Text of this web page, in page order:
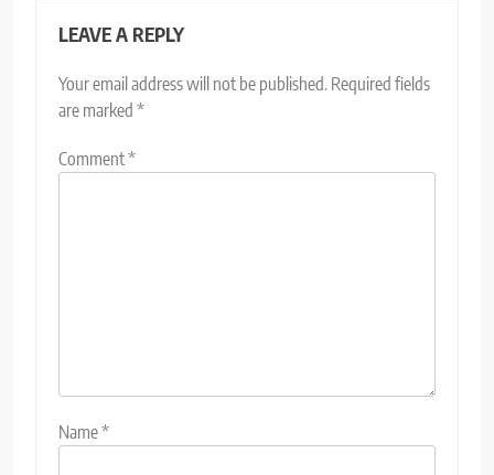
LEAVE A REPLY
Your email address will not be published. Required fields
are marked *
Comment*
Name*